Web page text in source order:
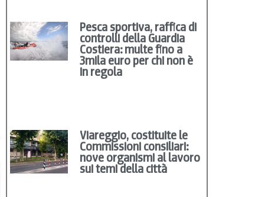
Pesca sportiva, raffica di
controlli della Guardia
Costiera: multe fino a
3mila euro per chi non è
in regola
Viareggio, costituite le
Commissioni consiliari:
nove organismi al lavoro
sui temi della città